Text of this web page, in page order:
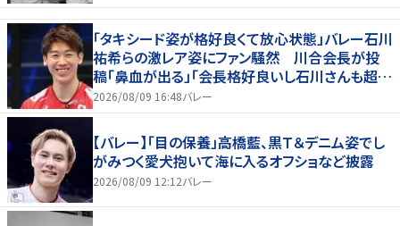
「タキシード姿が格好良くて放心状態」バレー石川
祐希らの激レア姿にファン騒然 川合会長が投
稿「鼻血が出る」「会長格好良いし石川さんも超格
好いい」
2026/08/09 16:48バレー
【バレー】「目の保養」高橋藍、黒Ｔ＆デニム姿でし
がみつく愛犬抱いて海に入るオフショなど披露
2026/08/09 12:12バレー